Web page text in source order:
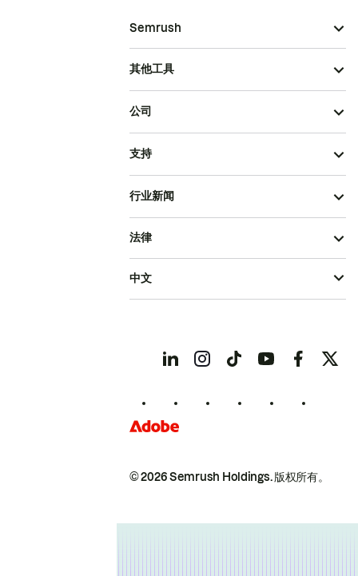
Semrush
其他工具
公司
支持
行业新闻
© 2026 Semrush Holdings.版权所有。
法律
中文